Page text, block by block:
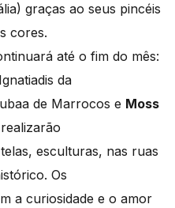
graças ao seus pincéis
cores.
até o fim do mês:
da
de Marrocos e Moss
esculturas, nas ruas
Os
a curiosidade e o amor